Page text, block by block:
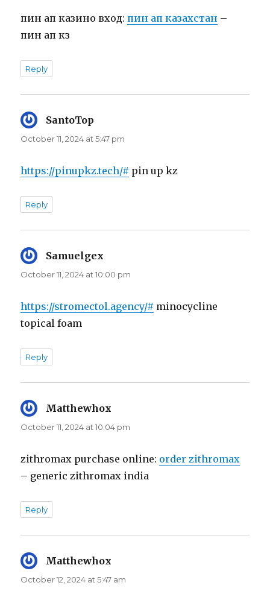
пин ап казино вход:пин ап казахстан –
пин ап кз
Reply
SantoTop
October 11, 2024 at 5:47 pm
https://pinupkz.tech/# pin up kz
Reply
Samuelgex
October 11, 2024 at 10:00 pm
https://stromectol.agency/# minocycline
topical foam
Reply
Matthewhox
October 11, 2024 at 10:04 pm
zithromax purchase online: order zithromax
– generic zithromax india
Reply
Matthewhox
October 12, 2024 at 5:47 am